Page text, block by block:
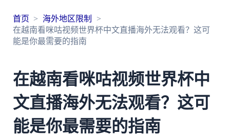
首页
海外地区限制
在越南看咪咕视频世界杯中文直播海外无法观看？这可
能是你最需要的指南
在越南看咪咕视频世界杯中
文直播海外无法观看？这可
能是你最需要的指南